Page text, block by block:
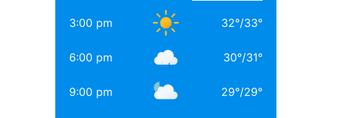
3:00 pm 32°/33°
6:00 pm 30°/31°
9:00 pm 29°/29°